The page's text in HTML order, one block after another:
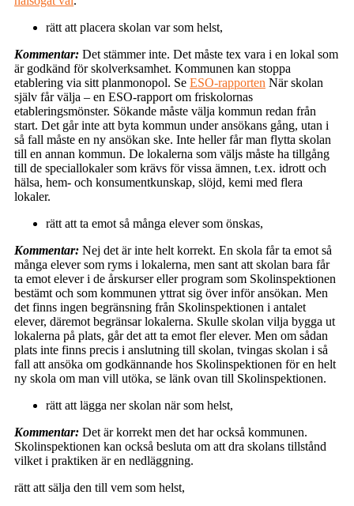
rätt att placera skolan var som helst,
Kommentar: Det stämmer inte. Det måste tex vara i en lokal som
är godkänd för skolverksamhet. Kommunen kan stoppa
etablering via sitt planmonopol. Se ESO-rapporten När skolan
själv får välja – en ESO-rapport om friskolornas
etableringsmönster. Sökande måste välja kommun redan från
start. Det går inte att byta kommun under ansökans gång, utan i
så fall måste en ny ansökan ske. Inte heller får man flytta skolan
till en annan kommun. De lokalerna som väljs måste ha tillgång
till de speciallokaler som krävs för vissa ämnen, t.ex. idrott och
hälsa, hem- och konsumentkunskap, slöjd, kemi med flera
lokaler.
rätt att ta emot så många elever som önskas,
Kommentar: Nej det är inte helt korrekt. En skola får ta emot så
många elever som ryms i lokalerna, men sant att skolan bara får
ta emot elever i de årskurser eller program som Skolinspektionen
bestämt och som kommunen yttrat sig över inför ansökan. Men
det finns ingen begränsning från Skolinspektionen i antalet
elever, däremot begränsar lokalerna. Skulle skolan vilja bygga ut
lokalerna på plats, går det att ta emot fler elever. Men om sådan
plats inte finns precis i anslutning till skolan, tvingas skolan i så
fall att ansöka om godkännande hos Skolinspektionen för en helt
ny skola om man vill utöka, se länk ovan till Skolinspektionen.
rätt att lägga ner skolan när som helst,
Kommentar: Det är korrekt men det har också kommunen.
Skolinspektionen kan också besluta om att dra skolans tillstånd
vilket i praktiken är en nedläggning.
rätt att sälja den till vem som helst,